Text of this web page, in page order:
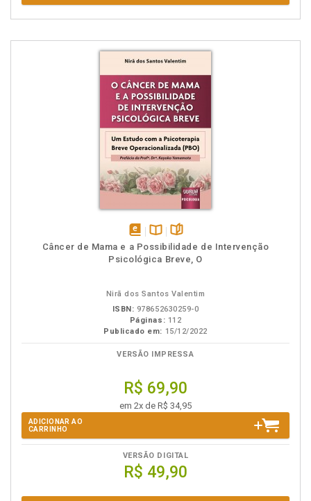
disponível
em
Disponível
na
páginas
Câncer de Mama e a Possibilidade de Intervenção
Psicológica Breve, O
Nirã dos Santos Valentim
ISBN: 978652630259-0
Páginas: 112
Publicado em: 15/12/2022
VERSÃO IMPRESSA
R$ 69,90
em 2x de R$ 34,95
ADICIONAR AO
CARRINHO
VERSÃO DIGITAL
R$ 49,90